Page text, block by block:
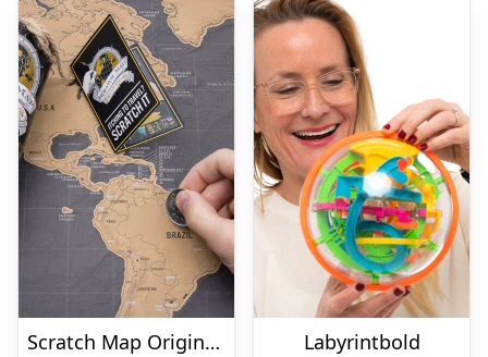
Scratch Map Original Deluxe
Labyrintbold